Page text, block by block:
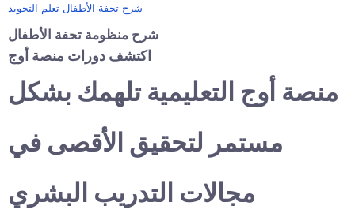
شرح تحفة الأطفال تعلم التجويد
شرح منظومة تحفة الأطفال
اكتشف دورات منصة أوج
منصة أوج التعليمية تلهمك بشكل
مستمر لتحقيق الأقصى في
مجالات التدريب البشري